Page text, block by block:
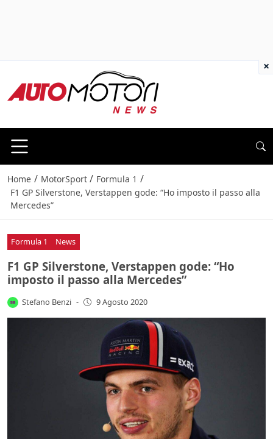
Home / MotorSport / Formula 1 /
F1 GP Silverstone, Verstappen gode: “Ho imposto il passo alla
Mercedes”
Formula 1 News
F1 GP Silverstone, Verstappen gode: “Ho
imposto il passo alla Mercedes”
Stefano Benzi - 9 Agosto 2020
×